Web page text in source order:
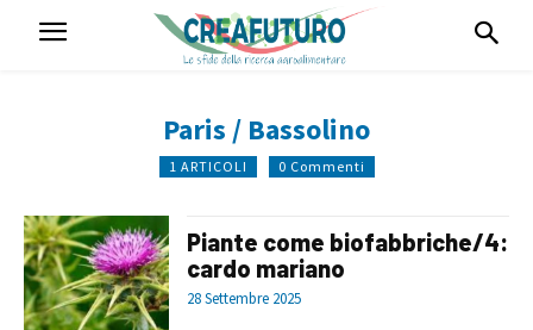
Paris / Bassolino
1 ARTICOLI 0 Commenti
Piante come biofabbriche/4:
cardo mariano
28 Settembre 2025